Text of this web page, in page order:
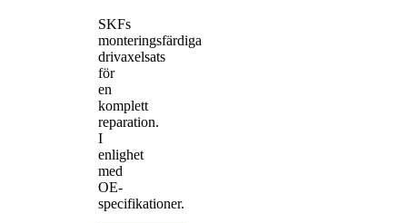
SKFs
monteringsfärdiga
drivaxelsats
för
en
komplett
reparation.
I
enlighet
med
OE-
specifikationer.